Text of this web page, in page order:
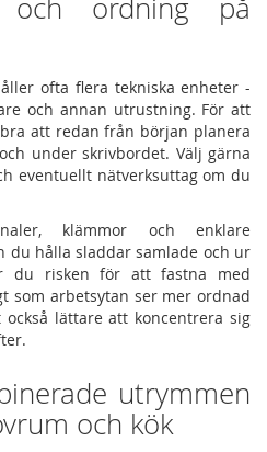
och ordning på
ofta flera tekniska enheter -
och annan utrustning. För att
att redan från början planera
under skrivbordet. Välj gärna
eventuellt nätverksuttag om du
klämmor och enklare
du hålla sladdar samlade och ur
du risken för att fastna med
som arbetsytan ser mer ordnad
lättare att koncentrera sig
utrymmen
och kök